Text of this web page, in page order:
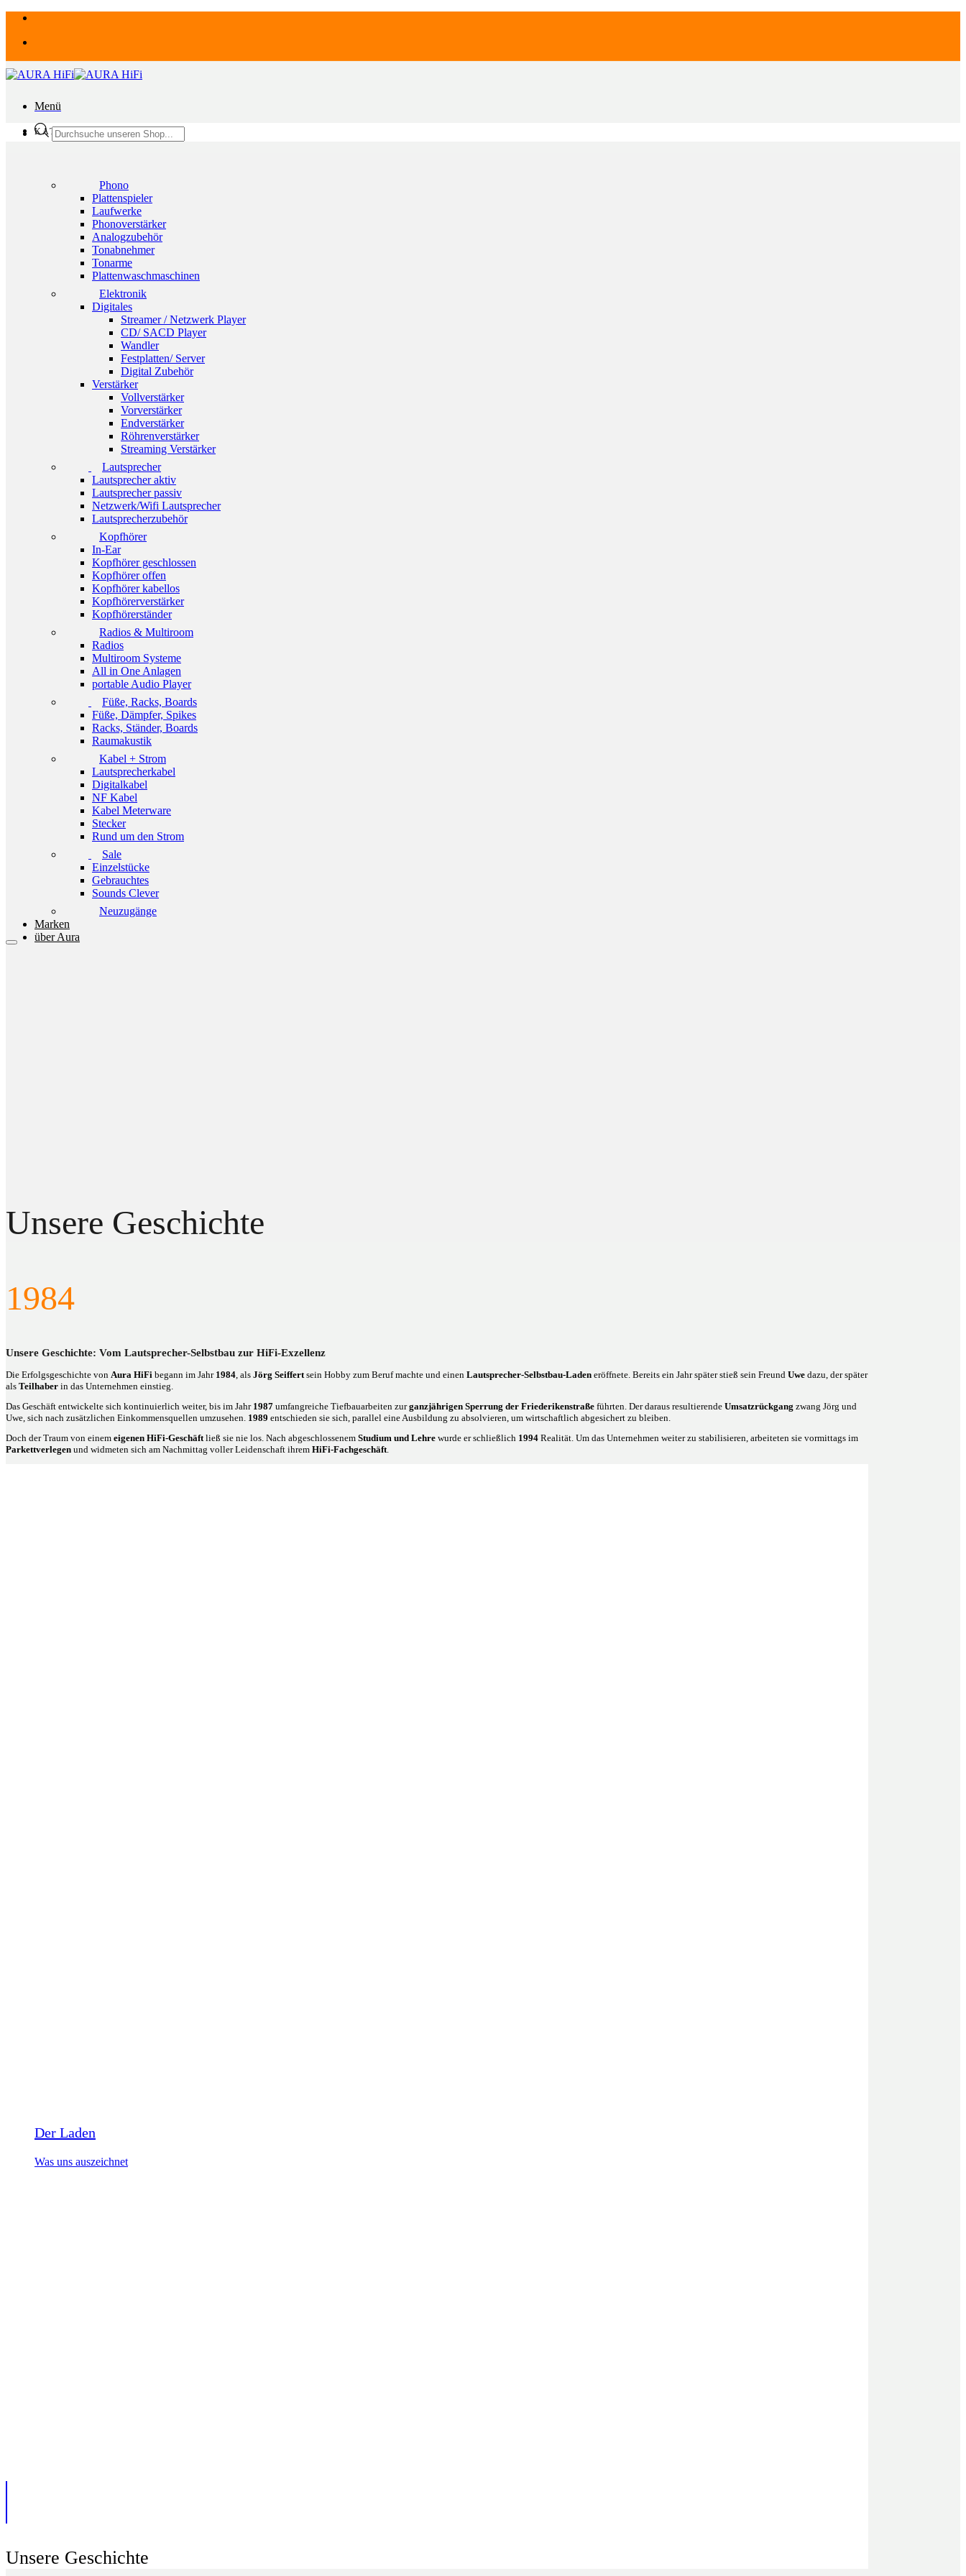
Zum
springen
Menü
KATEGORIEN
Phono
Plattenspieler
Laufwerke
Phonoverstärker
Analogzubehör
Tonabnehmer
Tonarme
Plattenwaschmaschinen
Elektronik
Digitales
Streamer / Netzwerk Player
CD/ SACD Player
Wandler
Festplatten/ Server
Digital Zubehör
Verstärker
Vollverstärker
Vorverstärker
Endverstärker
Röhrenverstärker
Streaming Verstärker
Lautsprecher
Lautsprecher aktiv
Lautsprecher passiv
Netzwerk/Wifi Lautsprecher
Lautsprecherzubehör
Kopfhörer
In-Ear
Kopfhörer geschlossen
Kopfhörer offen
Kopfhörer kabellos
Kopfhörerverstärker
Kopfhörerständer
Radios & Multiroom
Radios
Multiroom Systeme
All in One Anlagen
portable Audio Player
Füße, Racks, Boards
Füße, Dämpfer, Spikes
Racks, Ständer, Boards
Raumakustik
Kabel + Strom
Lautsprecherkabel
Digitalkabel
NF Kabel
Kabel Meterware
Stecker
Rund um den Strom
Sale
Einzelstücke
Gebrauchtes
Sounds Clever
Neuzugänge
Marken
über Aura
Der Laden
Was uns auszeichnet
Products
search
Unsere Geschichte
1984
Unsere Geschichte: Vom Lautsprecher-Selbstbau zur HiFi-Exzellenz
Die Erfolgsgeschichte von Aura HiFi begann im Jahr 1984 , als Jörg Seiffert sein Hobby zum Beruf machte und einen Lautsprecher-Selbstbau-Laden eröffnete. Bereits ein Jahr später stieß sein Freund Uwe dazu, der später
als Teilhaber in das Unternehmen einstieg.
Das Geschäft entwickelte sich kontinuierlich weiter, bis im Jahr 1987 umfangreiche Tiefbauarbeiten zurganzjährigen Sperrung der Friederikenstraße führten. Der daraus resultierende Umsatzrückgang zwang Jörg und
Uwe, sich nach zusätzlichen Einkommensquellen umzusehen. 1989 entschieden sie sich, parallel eine Ausbildung zu absolvieren, um wirtschaftlich abgesichert zu bleiben.
Doch der Traum von einem eigenen HiFi-Geschäft ließ sie nie los. Nach abgeschlossenem Studium und Lehre wurde er schließlich 1994 Realität. Um das Unternehmen weiter zu stabilisieren, arbeiteten sie vormittags im
Parkettverlegen und widmeten sich am Nachmittag voller Leidenschaft ihrem HiFi-Fachgeschäft
Unsere Geschichte